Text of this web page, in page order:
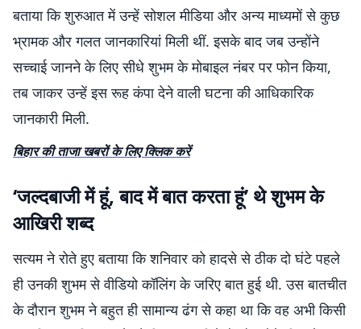
बताया कि शुरुआत में उन्हें सोशल मीडिया और अन्य माध्यमों से कुछ
भ्रामक और गलत जानकारियां मिली थीं. इसके बाद जब उन्होंने
सच्चाई जानने के लिए सीधे शुभम के मोबाइल नंबर पर फोन किया,
तब जाकर उन्हें इस रूह कंपा देने वाली घटना की आधिकारिक
जानकारी मिली.
बिहार की ताजा खबरों के लिए क्लिक करें
‘जल्दबाजी में हूं, बाद में बात करता हूं’ थे शुभम के
आखिरी शब्द
सत्यम ने रोते हुए बताया कि शनिवार को हादसे से ठीक दो घंटे पहले
ही उनकी शुभम से वीडियो कॉलिंग के जरिए बात हुई थी. उस बातचीत
के दौरान शुभम ने बहुत ही सामान्य ढंग से कहा था कि वह अभी किसी